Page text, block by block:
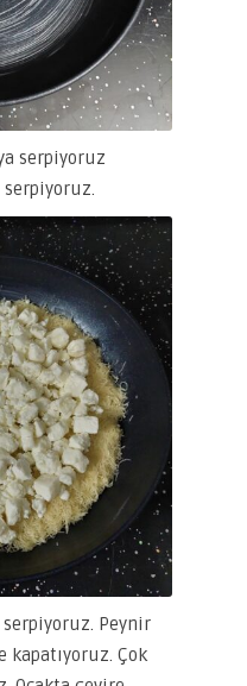
serpiyoruz
serpiyoruz.
Peynir
kapatıyoruz. Çok